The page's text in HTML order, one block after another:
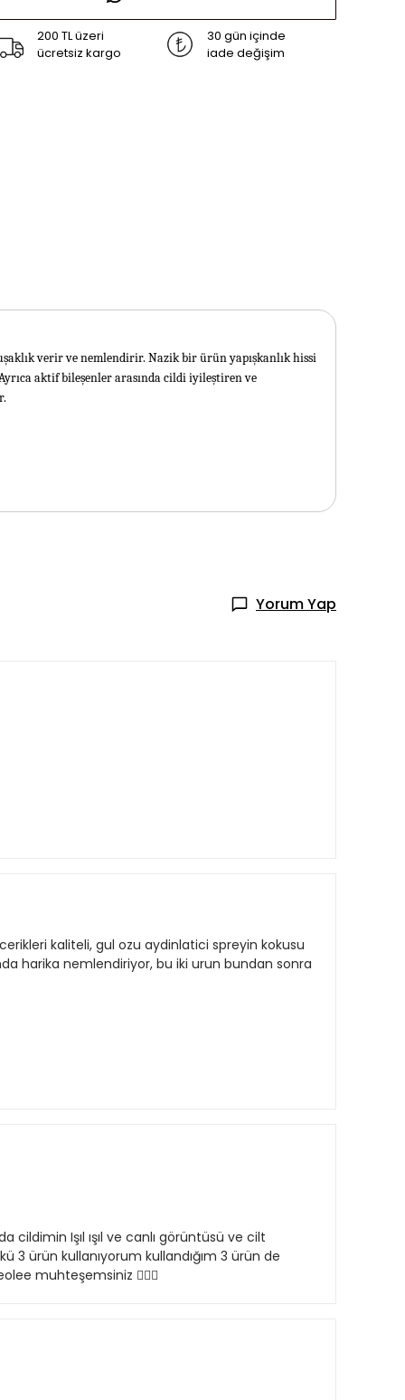
200 TL üzeri
ücretsiz kargo
30 gün içinde
iade değişim
verir ve nemlendirir. Nazik bir ürün yapışkanlık hissi
aktif bileşenler arasında cildi iyileştiren ve
Yorum Yap
kaliteli, gul ozu aydinlatici spreyin kokusu
harika nemlendiriyor, bu iki urun bundan sonra
Işıl ışıl ve canlı görüntüsü ve cilt
ürün kullanıyorum kullandığım 3 ürün de
muhteşemsiniz 👍🏻🎁